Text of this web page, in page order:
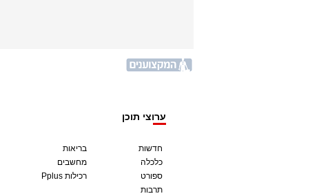
ערוצי תוכן
חדשות
כלכלה
ספורט
תרבות
בריאות
מחשבים
Pplus רכילות